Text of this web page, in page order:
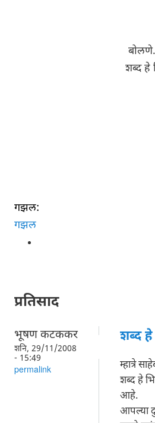
शब्द हे
गझल:
गझल
प्रतिसाद
भूषण कटककर
शनि, 29/11/2008
- 15:49
permalink
शब्द
म्हात्रे
शब्द हे
आहे.
आपल्या